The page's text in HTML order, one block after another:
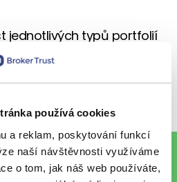
používá cookies
a reklam, poskytování funkcí
naší návštěvnosti využíváme
o tom, jak náš web používáte,
jednotlivých typů portfolií
roce 2014
e-mailem